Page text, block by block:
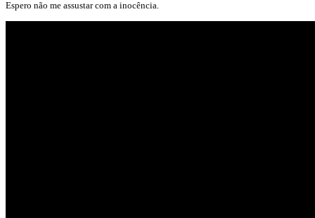
Espero não me assustar com a inocência.